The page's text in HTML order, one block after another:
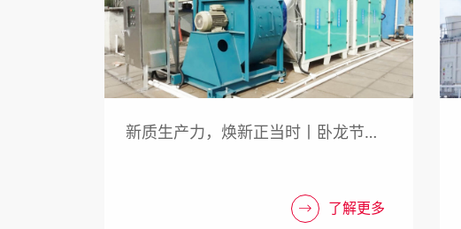
新质生产力，焕新正当时丨卧龙节能
了解更多